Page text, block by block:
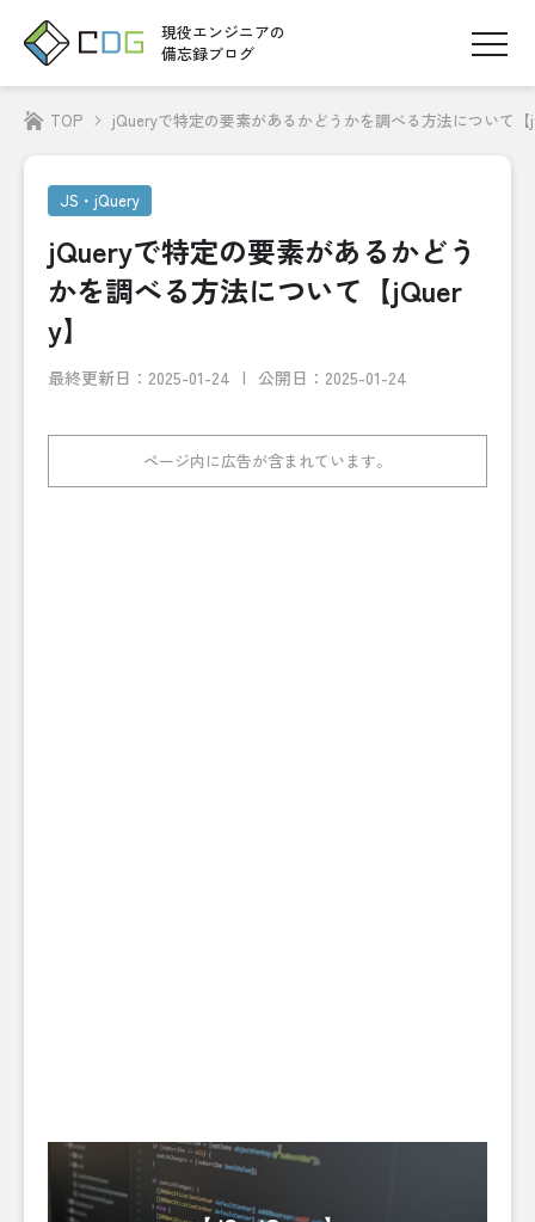
現役エンジニアの
備忘録ブログ
TOP jQueryで特定の要素があるかどうかを調べる方法について【
JS・jQuery
jQueryで特定の要素があるかどう
かを調べる方法について【jQuer
y】
最終更新日： 2025-01-24 公開日：2025-01-24
ページ内に広告が含まれています。